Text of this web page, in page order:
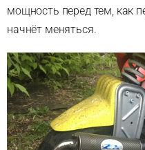
мощность перед тем, как
начнёт меняться.